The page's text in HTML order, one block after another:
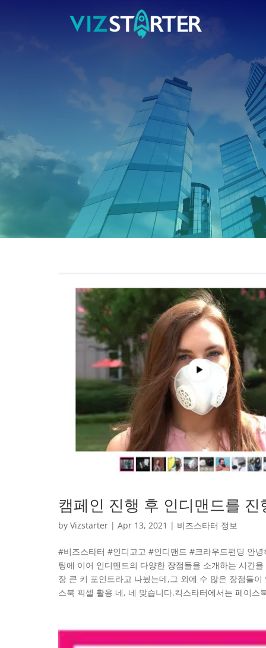
캠페인 진행 후 인디맨드를
by Vizstarter | Apr 13, 2021 | 비즈스타터 정보
#비즈스타터 #인디고고 #인디맨드 #크라우드펀딩 안
팅에 이어 인디맨드의 다양한 장점들을 소개하는 시간
장 큰 키 포인트라고 나눴는데,그 외에 수 많은 장점들
스북 픽셀 활용 네, 네 맞습니다.킥스타터에서는 페이스